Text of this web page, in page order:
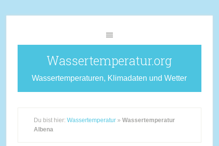
Wassertemperatur.org
Wassertemperaturen, Klimadaten und Wetter
Du bist hier: Wassertemperatur» Wassertemperatur
Albena